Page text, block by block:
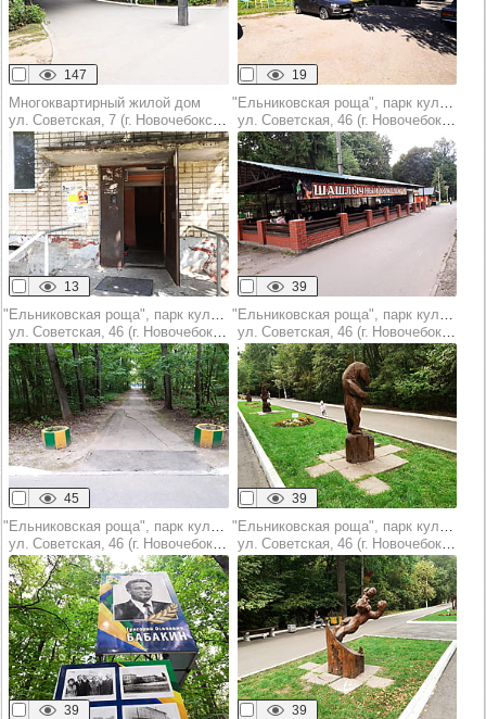
147 19
Многоквартирный жилой дом
ул. Советская, 7 (г. Новочебоксарск)
13
ул. Советская, 46 (г. Новочебоксарск)
39
ул. Советская, 46 (г. Новочебоксарск)
45
ул. Советская, 46 (г. Новочебоксарск)
39
ул. Советская, 46 (г. Новочебоксарск)
39
ул. Советская, 46 (г. Новочебоксарск)
39